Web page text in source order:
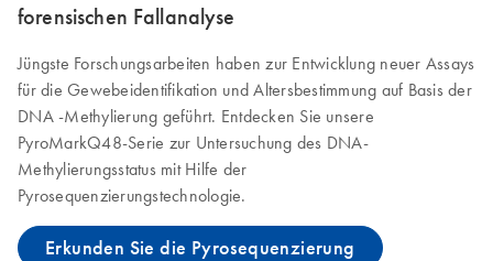
forensischen Fallanalyse
Jüngste Forschungsarbeiten haben zur Entwicklung neuer Assays
für die Gewebeidentifikation und Altersbestimmung auf Basis der
DNA -Methylierung geführt. Entdecken Sie unsere
PyroMarkQ48-Serie zur Untersuchung des DNA-
Methylierungsstatus mit Hilfe der
Pyrosequenzierungstechnologie.
Erkunden Sie die Pyrosequenzierung